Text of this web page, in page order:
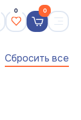
0 0
Сбросить все